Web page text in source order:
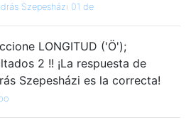
Szepesházi 01 de
LONGITUD ('Ö');
2 !! ¡La respuesta de
Szepesházi es la correcta!